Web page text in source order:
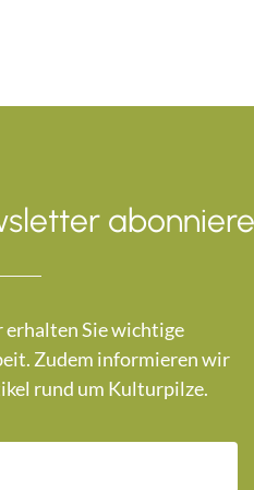
Sie wichtige
Zudem informieren wir
rund um Kulturpilze.